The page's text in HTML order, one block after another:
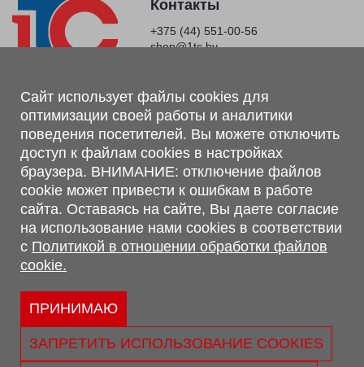
Контакты
+375 (44) 551-00-56
shop@1tc.by
Магазин, склад
г. Минск, Минский р-н, п. Привольный, ул. Мира, 20А,
223062
г. Брест, ул. Лейтенанта Рябцева, 108 В, 224701
Обращаем Ваше внимание, что вся предоставленная на сайте
информация, касающаяся комплектаций, технических
характеристик, цветовых сочетаний, а также стоимости и
сервисного обслуживания носит информационный характер и
не является публичной офертой, определяемой п.2 ст.407
Гражданского кодекса Республики Беларусь.
Политика обработки персональных данных
Политикой в отношении обработки файлов cookie.
Сайт использует файлы cookies для
оптимизации своей работы и аналитики
поведения посетителей. Вы можете отключить
доступ к файлам cookies в настройках
браузера. ВНИМАНИЕ: отключение файлов
cookie может привести к ошибкам в работе
сайта. Оставаясь на сайте, Вы даете согласие
на использование нами cookies в соответствии
с Политикой в отношении обработки файлов
cookie.
ПРИНИМАЮ
ЗАПРЕТИТЬ ИСПОЛЬЗОВАНИЕ COOKIES